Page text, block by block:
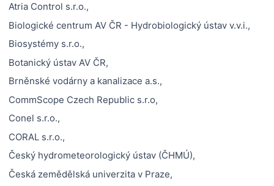
Atria Control s.r.o.,
Biologické centrum AV ČR - Hydrobiologický ústav v.v.i.,
Biosystémy s.r.o.,
Botanický ústav AV ČR,
Brněnské vodárny a kanalizace a.s.,
CommScope Czech Republic s.r.o,
Conel s.r.o.,
CORAL s.r.o.,
Český hydrometeorologický ústav (ČHMÚ),
Česká zemědělská univerzita v Praze,